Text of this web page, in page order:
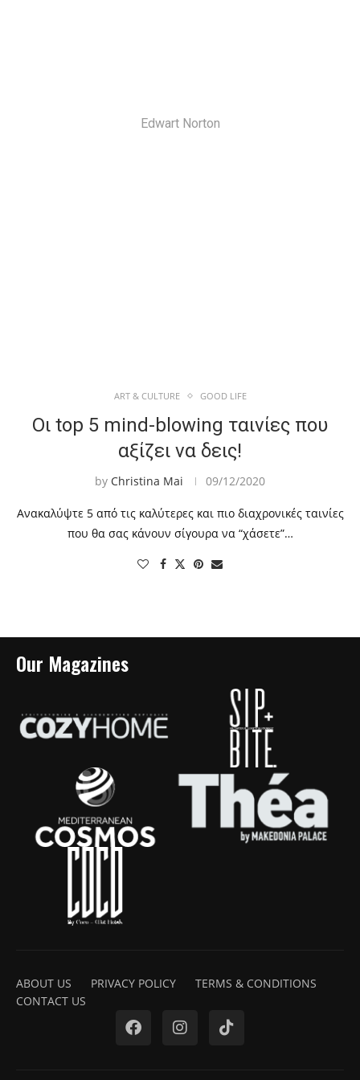
Edwart Norton
ART & CULTURE GOOD LIFE
Οι top 5 mind-blowing ταινίες που
αξίζει να δεις!
by Christina Mai 09/12/2020
Ανακαλύψτε 5 από τις καλύτερες και πιο διαχρονικές ταινίες
που θα σας κάνουν σίγουρα να “χάσετε”…
Our Magazines
ABOUT US PRIVACY POLICY
TERMS & CONDITIONS
CONTACT US